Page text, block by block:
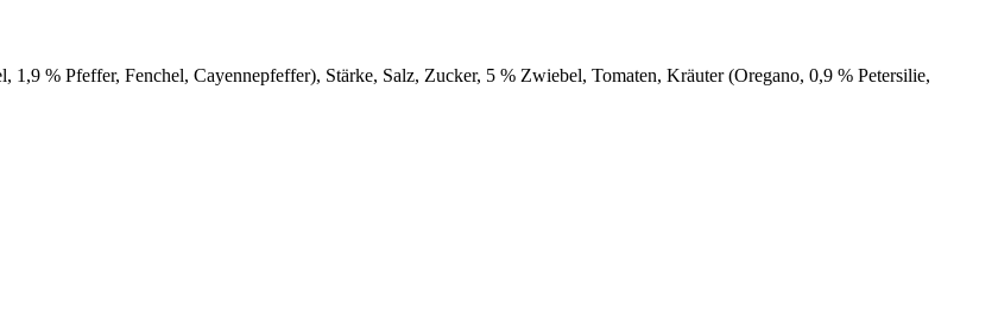
% Pfeffer, Fenchel, Cayennepfeffer), Stärke, Salz, Zucker, 5 % Zwiebel, Tomaten, Kräuter (Oregano, 0,9 % Petersilie,